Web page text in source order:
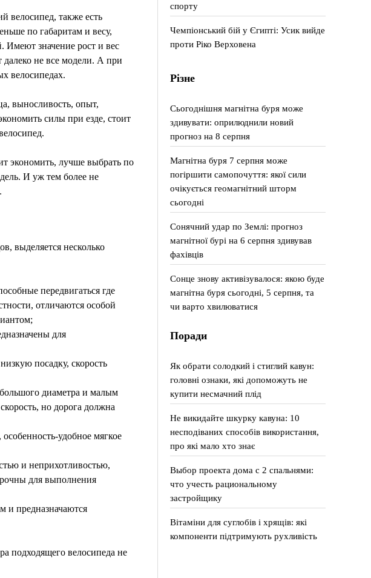
также есть
по габаритам и весу,
значение рост и вес
не все модели. А при
велосипедах.
выносливость, опыт,
силы при езде, стоит
экономить, лучше выбрать по
И уж тем более не
выделяется несколько
передвигаться где
отличаются особой
для
посадку, скорость
диаметра и малым
но дорога должна
удобное мягкое
и неприхотливостью,
для выполнения
и предназначаются
подходящего велосипеда не
спорту
Чемпіонський бій у Єгипті: Усик вийде
проти Ріко Верховена
Різне
Сьогоднішня магнітна буря може
здивувати: оприлюднили новий
прогноз на 8 серпня
Магнітна буря 7 серпня може
погіршити самопочуття: якої сили
очікується геомагнітний шторм
сьогодні
Сонячний удар по Землі: прогноз
магнітної бурі на 6 серпня здивував
фахівців
Сонце знову активізувалося: якою буде
магнітна буря сьогодні, 5 серпня, та
чи варто хвилюватися
Поради
Як обрати солодкий і стиглий кавун:
головні ознаки, які допоможуть не
купити несмачний плід
Не викидайте шкурку кавуна: 10
несподіваних способів використання,
про які мало хто знає
Выбор проекта дома с 2 спальнями:
что учесть рациональному
застройщику
Вітаміни для суглобів і хрящів: які
компоненти підтримують рухливість